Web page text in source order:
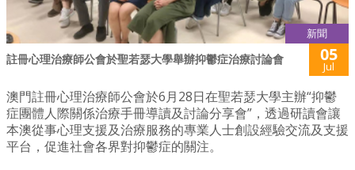
新聞
註冊心理治療師公會於聖若瑟大學舉辦抑鬱症治療討論會 05
Jul
澳門註冊心理治療師公會於6月28日在聖若瑟大學主辦“抑鬱
症團體人際關係治療手冊導讀及討論分享會”，透過研讀會讓
本澳從事心理支援及治療服務的專業人士創設經驗交流及支援
平台，促進社會各界對抑鬱症的關注。